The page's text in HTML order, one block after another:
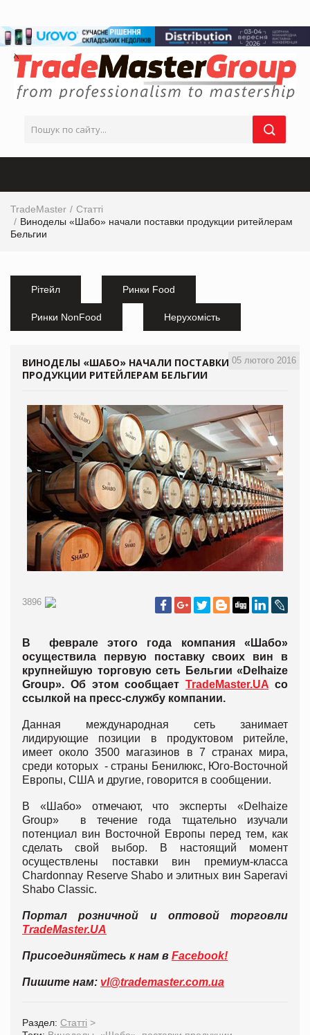
TradeMaster
Статті
Виноделы «Шабо» начали поставки продукции ритейлерам
Бельгии
Рітейл Ринки Food
Ринки NonFood Нерухомість
05 лютого 2016
ВИНОДЕЛЫ «ШАБО» НАЧАЛИ ПОСТАВКИ
ПРОДУКЦИИ РИТЕЙЛЕРАМ БЕЛЬГИИ
3896
В феврале этого года компания «Шабо»
осуществила первую поставку своих вин в
крупнейшую торговую сеть Бельгии «Delhaize
Group». Об этом сообщаетTradeMaster.UA со
ссылкой на пресс-службу компании.
Данная международная сеть занимает
лидирующие позиции в продуктовом ритейле,
имеет около 3500 магазинов в 7 странах мира,
среди которых - страны Бенилюкс, Юго-Восточной
Европы, США и другие, говорится в сообщении.
В «Шабо» отмечают, что эксперты «Delhaize
Group» в течение года тщательно изучали
потенциал вин Восточной Европы перед тем, как
сделать свой выбор. В настоящий момент
осуществлены поставки вин премиум-класса
Chardonnay Reserve Shabo и элитных вин Saperavi
Shabo Classic.
Портал розничной и оптовой торговли
TradeMaster.UA
Присоединяйтесь к нам в Facebook!
Пишите нам: vl@trademaster.com.ua
Раздел: Статті >